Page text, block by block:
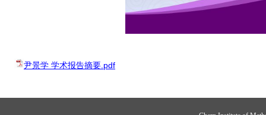
尹景学 学术报告摘要.pdf